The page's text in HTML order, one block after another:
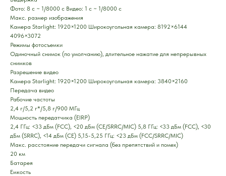
Фото: 8 с ~ 1/8000 с Видео: 1 с ~ 1/8000 с
Макс. размер изображения
Камера Starlight: 1920×1200 Широкоугольная камера: 8192×6144
4096×3072
Режимы фотосъемки
Одиночный снимок (по умолчанию), длительное нажатие для непрерывных
снимков
Разрешение видео
Камера Starlight: 1920×1200 Широкоугольная камера: 3840×2160
Передача видео
Рабочие частоты
2,4 г/5,2 г*/5,8 г/900 МГц
Мощность передатчика (EIRP)
2,4 ГГц: <33 дБм (FCC), <20 дБм (CE/SRRC/MIC) 5,8 ГГц: <33 дБм (FCC), <30
дБм (SRRC), <14 дБм (CE) 5,15-5,25 ГГц: <23 дБм (FCC/SRRC/MIC)
Макс. расстояние передачи сигнала (без препятствий и помех)
20 км
Батарея
Емкость